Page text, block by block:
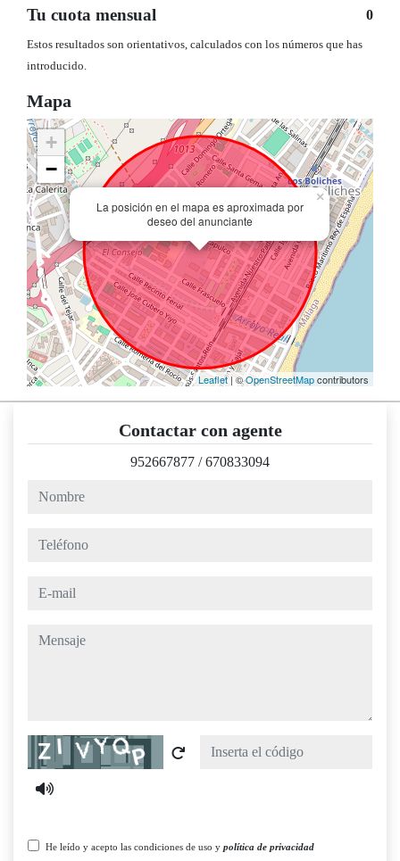
Tu cuota mensual 0
Estos resultados son orientativos, calculados con los números que has
introducido.
Mapa
La posición en el mapa es aproximada por
deseo del anunciante
×
+
−
Leaflet| ©OpenStreetMapcontributors
Contactar con agente
952667877 /670833094
nombre
teléfono
e-mail
mensaje
Captcha
He leído y acepto las condiciones de uso y política de privacidad